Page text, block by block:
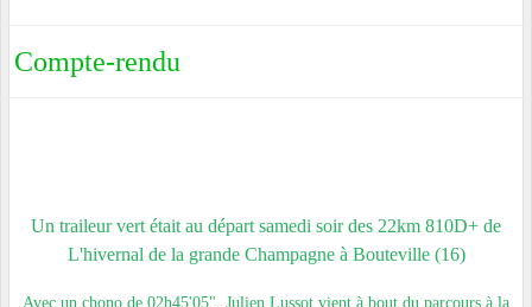
Compte-rendu
Un traileur vert était au départ samedi soir des 22km 810D+ de
L'hivernal de la grande Champagne à Bouteville (16)
Avec un chono de 02h45'05", Julien Lussot vient à bout du parcours à la